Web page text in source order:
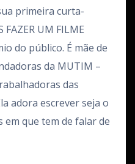
primeira curta-
UM FILME
do público. É mãe de
da MUTIM –
das
adora escrever seja o
que tem de falar de